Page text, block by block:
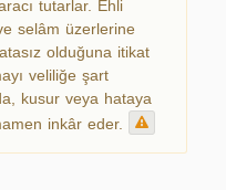
tutarlar. Ehli
selâm üzerlerine
olduğuna itikat
veliliğe şart
kusur veya hataya
inkâr eder.